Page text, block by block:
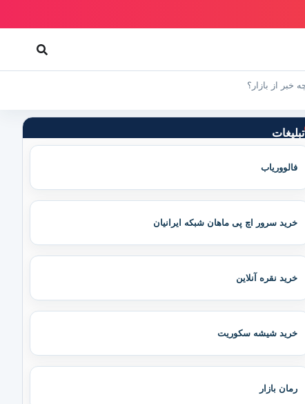
تبلیغات
فالووریاب
خرید سرور اچ پی ماهان شبکه ایرانیان
خرید نقره آنلاین
خرید شیشه سکوریت
رمان بازار